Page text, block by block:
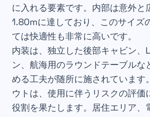
に入れる要素です。内部は意外と
1.80mに達しており、このサイズ
ては快適性も非常に高いです。
内装は、独立した後部キャビン、
ン、航海用のラウンドテーブルな
める工夫が随所に施されています
ウトは、使用に伴うリスクの評価
役割を果たします。居住エリア、